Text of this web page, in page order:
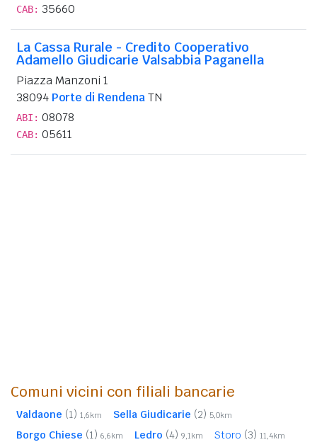
CAB: 35660
La Cassa Rurale - Credito Cooperativo
Adamello Giudicarie Valsabbia Paganella
Piazza Manzoni 1
38094 Porte di RendenaTN
ABI: 08078
CAB: 05611
Comuni vicini con filiali bancarie
Valdaone (1) 1,6km Sella Giudicarie (2) 5,0km
Borgo Chiese (1) 6,6km Ledro (4) 9,1km Storo (3) 11,4km